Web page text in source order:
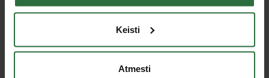
Keisti
Atmesti
Rekomenduojami priedai